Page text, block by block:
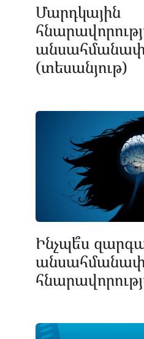
Մարդկային
(տեսանյութ)
Ինչպե՞ս